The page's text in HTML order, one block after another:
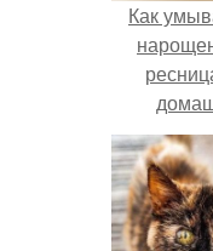
Как